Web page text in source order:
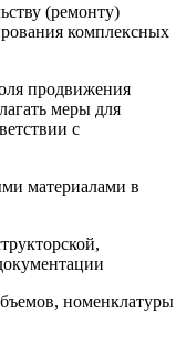
(ремонту)
комплексных
продвижения
меры для
с
материалами в
номенклатуры